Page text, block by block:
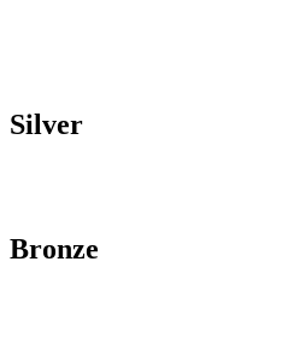
Silver
Bronze